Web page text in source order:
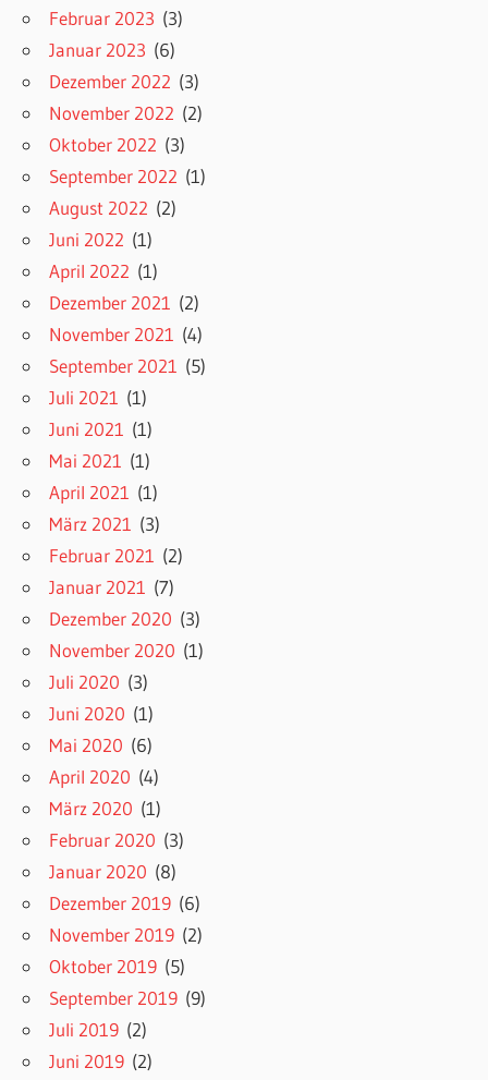
Februar 2023 (3)
Januar 2023 (6)
Dezember 2022 (3)
November 2022 (2)
Oktober 2022 (3)
September 2022 (1)
August 2022 (2)
Juni 2022 (1)
April 2022 (1)
Dezember 2021 (2)
November 2021 (4)
September 2021 (5)
Juli 2021 (1)
Juni 2021 (1)
Mai 2021 (1)
April 2021 (1)
März 2021 (3)
Februar 2021 (2)
Januar 2021 (7)
Dezember 2020 (3)
November 2020 (1)
Juli 2020 (3)
Juni 2020 (1)
Mai 2020 (6)
April 2020 (4)
März 2020 (1)
Februar 2020 (3)
Januar 2020 (8)
Dezember 2019 (6)
November 2019 (2)
Oktober 2019 (5)
September 2019 (9)
Juli 2019 (2)
Juni 2019 (2)